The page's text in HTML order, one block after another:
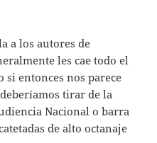
a los autores de
les cae todo el
si entonces nos parece
tirar de la
Nacional o barra
de alto octanaje